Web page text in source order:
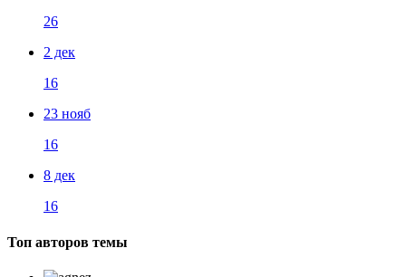
26
2 дек
16
23 нояб
16
8 дек
16
Топ авторов темы